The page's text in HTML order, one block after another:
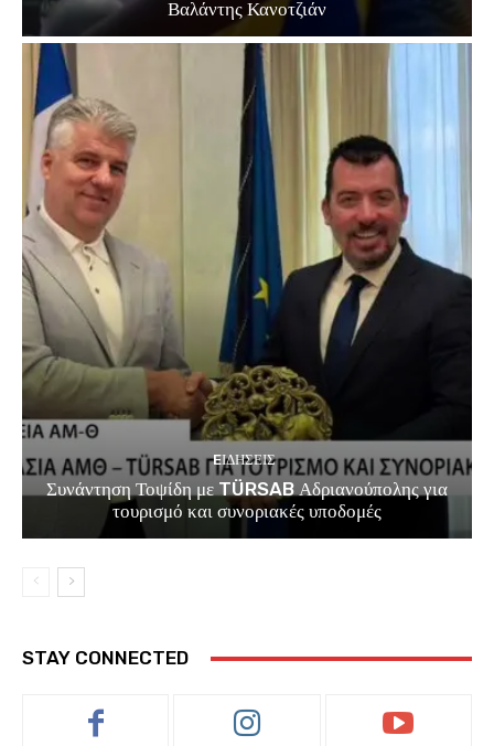
Βαλάντης Κανοτζιάν
EΙΔΗΣΕΙΣ
Συνάντηση Τοψίδη με TÜRSAB Αδριανούπολης για
τουρισμό και συνοριακές υποδομές
STAY CONNECTED